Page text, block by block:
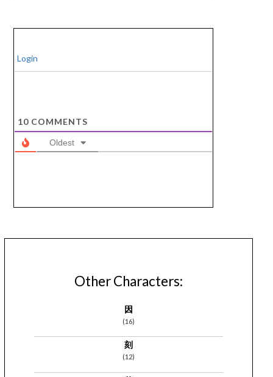
Login
10 COMMENTS
Oldest
Other Characters:
因
(16)
刻
(12)